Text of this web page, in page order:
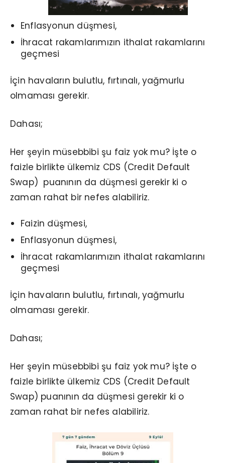
Enflasyonun düşmesi,
İhracat rakamlarımızın ithalat rakamlarını
geçmesi
İçin havaların bulutlu, fırtınalı, yağmurlu
olmaması gerekir.
Dahası;
Her şeyin müsebbibi şu faiz yok mu? İşte o
faizle birlikte ülkemiz CDS (Credit Default
Swap) puanının da düşmesi gerekir ki o
zaman rahat bir nefes alabiliriz.
Faizin düşmesi,
Enflasyonun düşmesi,
İhracat rakamlarımızın ithalat rakamlarını
geçmesi
İçin havaların bulutlu, fırtınalı, yağmurlu
olmaması gerekir.
Dahası;
Her şeyin müsebbibi şu faiz yok mu? İşte o
faizle birlikte ülkemiz CDS (Credit Default
Swap) puanının da düşmesi gerekir ki o
zaman rahat bir nefes alabiliriz.